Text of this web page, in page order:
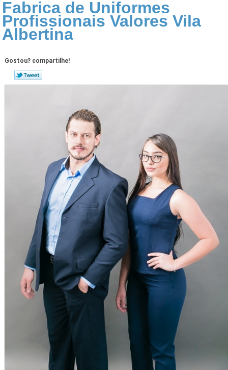
Fabrica de Uniformes
Profissionais Valores Vila
Albertina
Gostou? compartilhe!